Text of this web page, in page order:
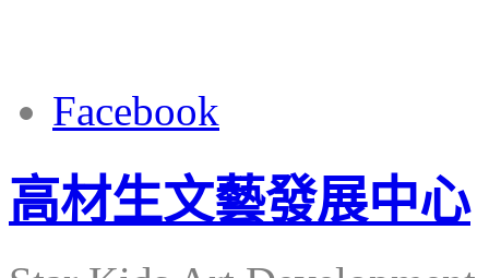
Facebook
高材生文藝發展中心